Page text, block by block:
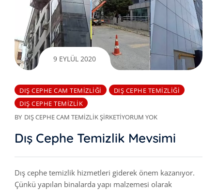
9 EYLÜL 2020
DIŞ CEPHE CAM TEMIZLIĞI
DIŞ CEPHE TEMIZLIĞI
DIŞ CEPHE TEMIZLIK
BY DIŞ CEPHE CAM TEMIZLIK ŞIRKETIYORUM YOK
Dış Cephe Temizlik Mevsimi
Dış cephe temizlik hizmetleri giderek önem kazanıyor.
Çünkü yapılan binalarda yapı malzemesi olarak